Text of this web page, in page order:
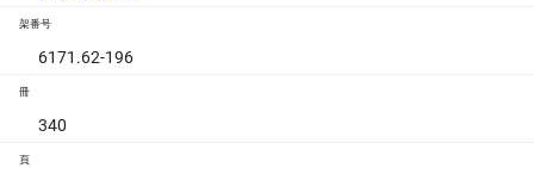
架番号
6171.62-196
冊
340
頁